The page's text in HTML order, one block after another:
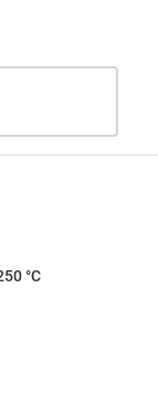
°C